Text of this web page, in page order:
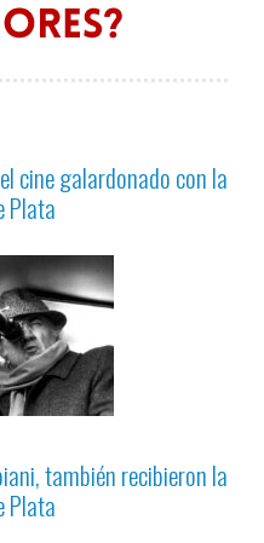
cine galardonado con la
Plata
también recibieron la
Plata